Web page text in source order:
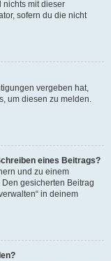
nichts mit dieser
sofern du die nicht
vergeben hat,
um diesen zu melden.
eines Beitrags?
und zu einem
gesicherten Beitrag
in deinem